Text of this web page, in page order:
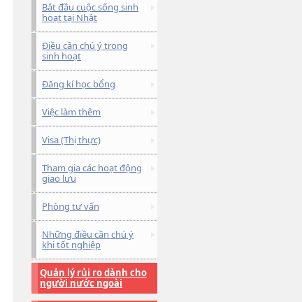
Bắt đầu cuộc sống sinh
hoạt tại Nhật
Điều cần chú ý trong
sinh hoạt
Đăng kí học bổng
Việc làm thêm
Visa (Thị thực)
Tham gia các hoạt động
giao lưu
Phòng tư vấn
Những điều cần chú ý
khi tốt nghiệp
Quản lý rủi ro dành cho
người nước ngoài